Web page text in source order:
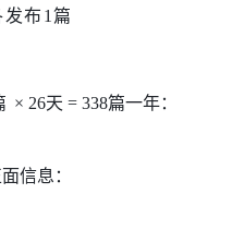
布1篇
× 26天 = 338篇一年：
信息：